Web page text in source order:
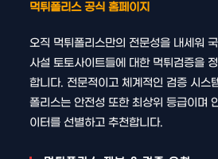
먹튀폴리스 공식 홈페이지
오직 먹튀폴리스만의 전문성을 내세워
사설 토토사이트들에 대한 먹튀검증을
합니다. 전문적이고 체계적인 검증 시스
폴리스는 안전성 또한 최상위 등급이며
이터를 선별하고 추천합니다.